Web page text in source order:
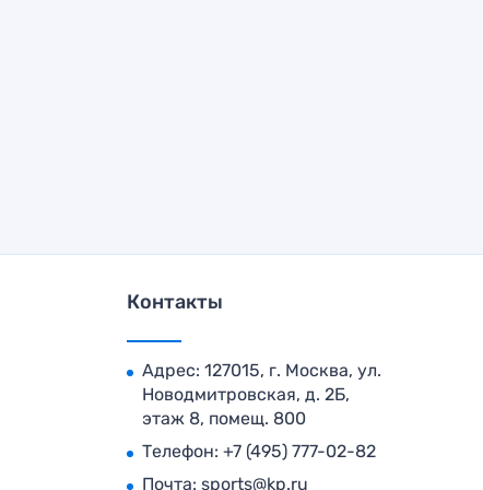
Контакты
Адрес: 127015, г. Москва, ул.
Новодмитровская, д. 2Б,
этаж 8, помещ. 800
Телефон: +7 (495) 777-02-82
Почта: sports@kp.ru